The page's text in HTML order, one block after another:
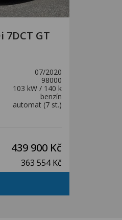
7DCT GT
07/2020
98000
103 kW / 140 k
benzín
automat (7 st.)
439 900 Kč
363 554 Kč